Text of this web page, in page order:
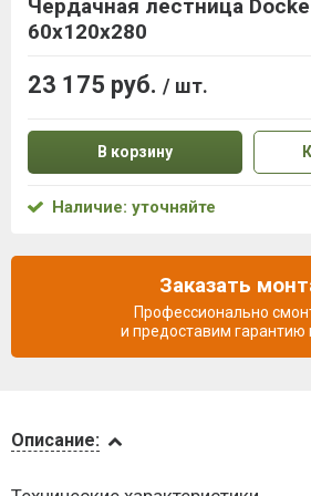
Описание:
Чердачная лестница Docke
60x120x280
23 175 руб. / шт.
В корзину
Наличие: уточняйте
Заказать
Профессионально
и предоставим гарантию